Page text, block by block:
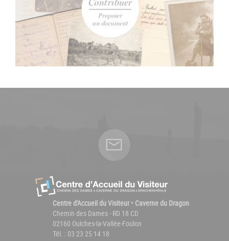
Centre d'Accueil du Visiteur • Caverne du Dragon
Chemin des Dames - RD 18 CD
02160 Oulches-la-Vallée-Foulon
Tél. : 03 23 25 14 18